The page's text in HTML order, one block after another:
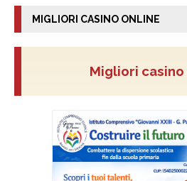
MIGLIORI CASINO ONLINE
Migliori